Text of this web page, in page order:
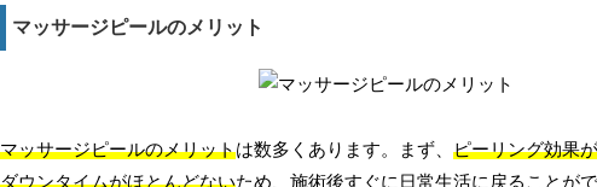
マッサージピールのメリット
マッサージピールのメリットは数多くあります。まず、 ピーリング効果
ダウンタイムがほとんどないため、施術後すぐに日常生活に戻ることが